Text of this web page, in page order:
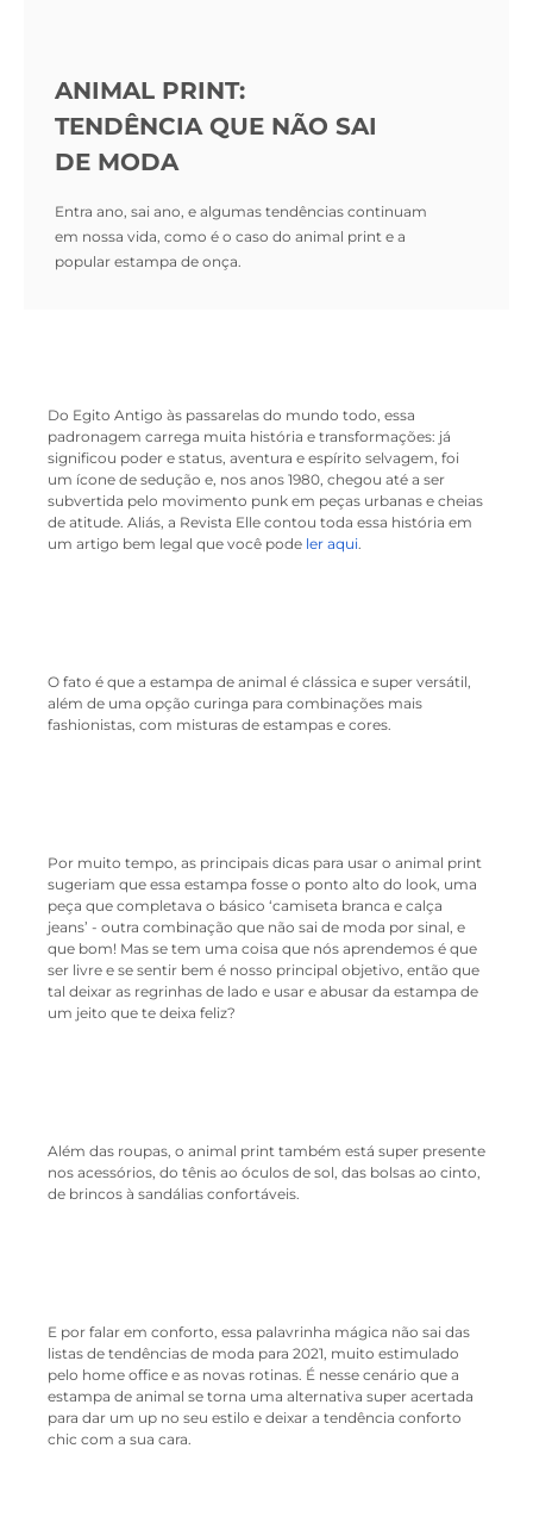
ANIMAL PRINT:
TENDÊNCIA QUE NÃO SAI
DE MODA
Entra ano, sai ano, e algumas tendências continuam
em nossa vida, como é o caso do animal print e a
popular estampa de onça.
Do Egito Antigo às passarelas do mundo todo, essa
padronagem carrega muita história e transformações: já
significou poder e status, aventura e espírito selvagem, foi
um ícone de sedução e, nos anos 1980, chegou até a ser
subvertida pelo movimento punk em peças urbanas e cheias
de atitude. Aliás, a Revista Elle contou toda essa história em
um artigo bem legal que você pode ler aqui.
O fato é que a estampa de animal é clássica e super versátil,
além de uma opção curinga para combinações mais
fashionistas, com misturas de estampas e cores.
Por muito tempo, as principais dicas para usar o animal print
sugeriam que essa estampa fosse o ponto alto do look, uma
peça que completava o básico ‘camiseta branca e calça
jeans’ - outra combinação que não sai de moda por sinal, e
que bom! Mas se tem uma coisa que nós aprendemos é que
ser livre e se sentir bem é nosso principal objetivo, então que
tal deixar as regrinhas de lado e usar e abusar da estampa de
um jeito que te deixa feliz?
Além das roupas, o animal print também está super presente
nos acessórios, do tênis ao óculos de sol, das bolsas ao cinto,
de brincos à sandálias confortáveis.
E por falar em conforto, essa palavrinha mágica não sai das
listas de tendências de moda para 2021, muito estimulado
pelo home office e as novas rotinas. É nesse cenário que a
estampa de animal se torna uma alternativa super acertada
para dar um up no seu estilo e deixar a tendência conforto
chic com a sua cara.